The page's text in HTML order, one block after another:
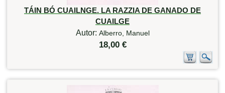
TÁIN BÓ CUAILNGE. LA RAZZIA DE GANADO DE
CUAILGE
Autor: Alberro, Manuel
18,00 €